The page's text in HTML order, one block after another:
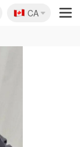
🇨🇦
CA